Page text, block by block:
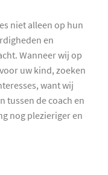
niet alleen op hun
en
Wanneer wij op
uw kind, zoeken
want wij
tussen de coach en
nog plezieriger en